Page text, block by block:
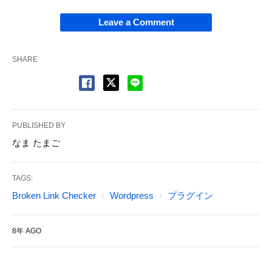
Leave a Comment
SHARE
PUBLISHED BY
なま たまご
TAGS:
Broken Link Checker Wordpress プラグイン
8年 AGO